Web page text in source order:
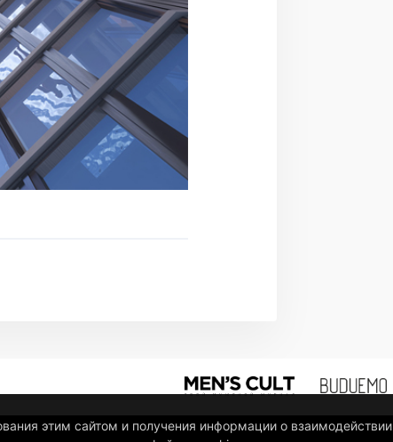
этим сайтом и получения информации о взаимодействии